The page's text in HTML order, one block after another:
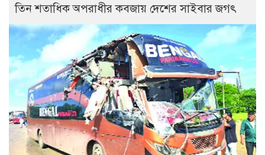
তিন শতাধিক অপরাধীর কবজায় দেশের সাইবার জগৎ